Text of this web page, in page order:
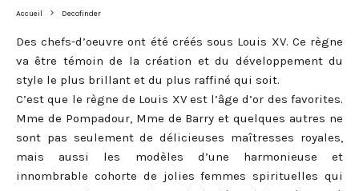
Accueil Decofinder
Des chefs-d’oeuvre ont été créés sous Louis XV. Ce règne
va être témoin de la création et du développement du
style le plus brillant et du plus raffiné qui soit.
C’est que le règne de Louis XV est l’âge d’or des favorites.
Mme de Pompadour, Mme de Barry et quelques autres ne
sont pas seulement de délicieuses maîtresses royales,
mais aussi les modèles d’une harmonieuse et
innombrable cohorte de jolies femmes spirituelles qui